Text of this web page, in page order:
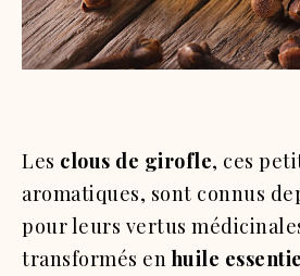
Les clous de girofle, ces
aromatiques, sont connus
pour leurs vertus
transformés en huile